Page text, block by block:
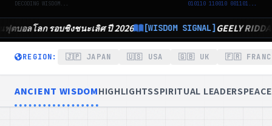
DECODING WISDOM... 010110 110010 001101...
[WISDOM SIGNAL]GEELY RIDDARA รุกตลาดโลจิสติกส์ไทย
REGION: 🇯🇵 JAPAN 🇺🇸 USA 🇬🇧 UK 🇫🇷
ANCIENT WISDOMHIGHLIGHTSSPIRITUAL LEADERS